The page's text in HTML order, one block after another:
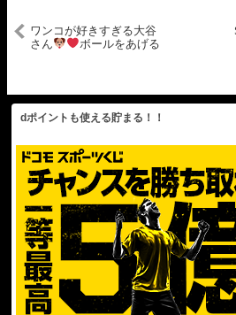
ワンコが好きすぎる大谷
さん
ボールをあげる
dポイントも使える貯まる！！